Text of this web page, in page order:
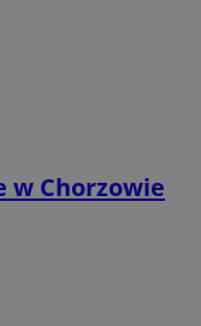
w Chorzowie